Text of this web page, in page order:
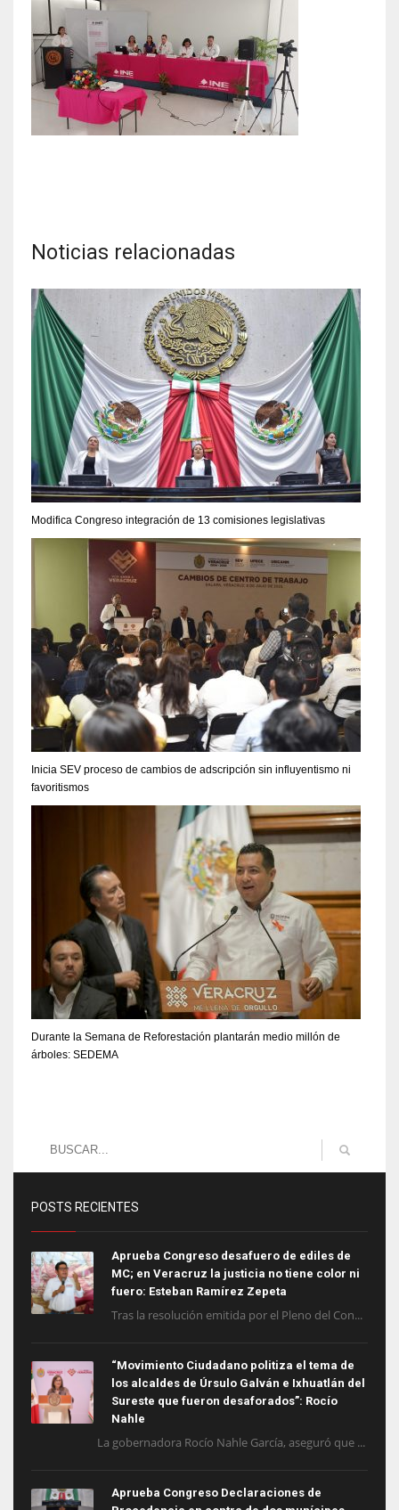
Noticias relacionadas
Modifica Congreso integración de 13 comisiones legislativas
Inicia SEV proceso de cambios de adscripción sin influyentismo ni
favoritismos
Durante la Semana de Reforestación plantarán medio millón de
árboles: SEDEMA
POSTS RECIENTES
Aprueba Congreso desafuero de ediles de
MC; en Veracruz la justicia no tiene color ni
fuero: Esteban Ramírez Zepeta
Tras la resolución emitida por el Pleno del Con...
“Movimiento Ciudadano politiza el tema de
los alcaldes de Úrsulo Galván e Ixhuatlán del
Sureste que fueron desaforados”: Rocío
Nahle
La gobernadora Rocío Nahle García, aseguró que ...
Aprueba Congreso Declaraciones de